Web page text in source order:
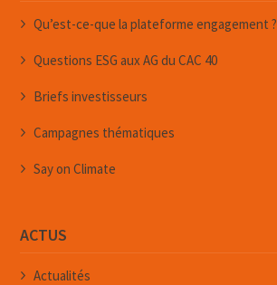
Qu’est-ce-que la plateforme engagement ?
Questions ESG aux AG du CAC 40
Briefs investisseurs
Campagnes thématiques
Say on Climate
ACTUS
Actualités